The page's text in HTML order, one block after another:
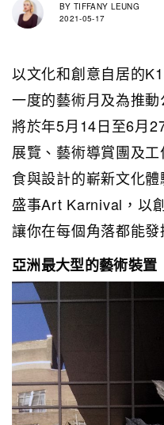
BY TIFFANY LEUNG
2021-05-17
以文化和創意自居的
一度的藝術月及為推
將於年5月14日至6月
展覽、藝術導賞團及
食與設計的嶄新文化
盛事Art Karnival，以
讓你在每個角落都能發
亞洲最大型的藝術裝置